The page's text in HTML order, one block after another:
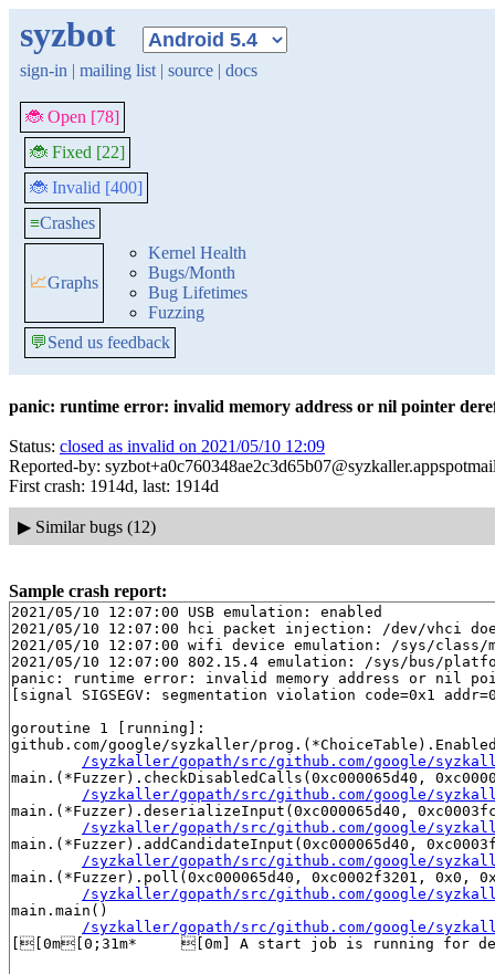
syzbot
sign-in | mailing list | source | docs
🐞 Open [78]
🐞 Fixed [22]
🐞 Invalid [400]
≡Crashes
📈Graphs
Kernel Health
Bugs/Month
Bug Lifetimes
Fuzzing
💬Send us feedback
panic: runtime error: invalid memory address or nil pointer
Status: closed as invalid on 2021/05/10 12:09
Reported-by:
First crash: 1914d, last: 1914d
▶ Similar bugs (12)
Sample crash report:
2021/05/10 12:07:00 USB emulation: enabled
2021/05/10 12:07:00 hci packet injection: /dev/vhci
2021/05/10 12:07:00 wifi device emulation: /sys/class/
2021/05/10 12:07:00 802.15.4 emulation: /sys/bus/
panic: runtime error: invalid memory address or nil
[signal SIGSEGV: segmentation violation code=0x1
goroutine 1 [running]:
github.com/google/syzkaller/
/syzkaller/gopath/src/github.com/google/
main.(*Fuzzer).checkDisabledCalls(0xc000065d40,
/syzkaller/gopath/src/github.com/google/
main.(*Fuzzer).deserializeInput(0xc000065d40,
/syzkaller/gopath/src/github.com/google/
main.(*Fuzzer).addCandidateInput(0xc000065d40,
/syzkaller/gopath/src/github.com/google/
main.(*Fuzzer).poll(0xc000065d40, 0xc0002f3201, 0x0,
/syzkaller/gopath/src/github.com/google/
main.main()
/syzkaller/gopath/src/github.com/google/